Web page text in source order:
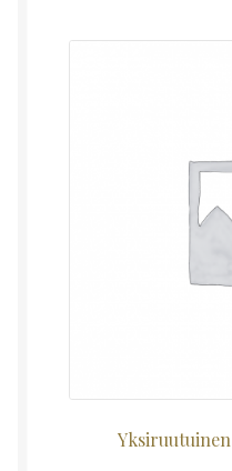
Yksiruutuinen